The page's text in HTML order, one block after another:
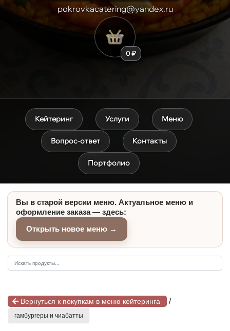
pokrovkacatering@yandex.ru
0 ₽
Кейтеринг Услуги Меню
Вопрос-ответ Контакты
Портфолио
Вы в старой версии меню. Актуальное меню и
оформление заказа — здесь:
Открыть новое меню →
Вернуться к покупкам в меню кейтеринга /
гамбургеры и чиабатты